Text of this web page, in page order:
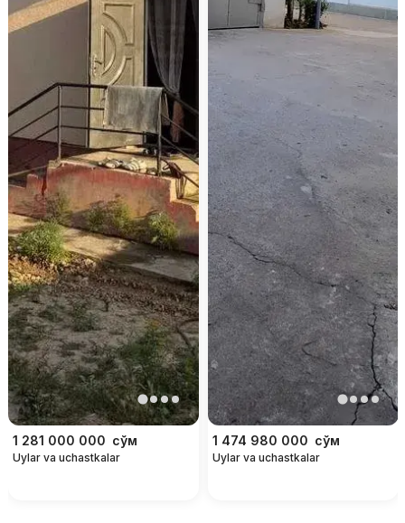
1 281 000 000 сўм
Uylar va uchastkalar
1 474 980 000 сўм
Uylar va uchastkalar